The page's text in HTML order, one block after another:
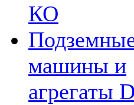
КО
машины и
агрегаты